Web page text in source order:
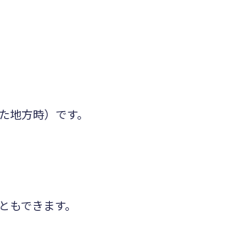
方時）です。
できます。